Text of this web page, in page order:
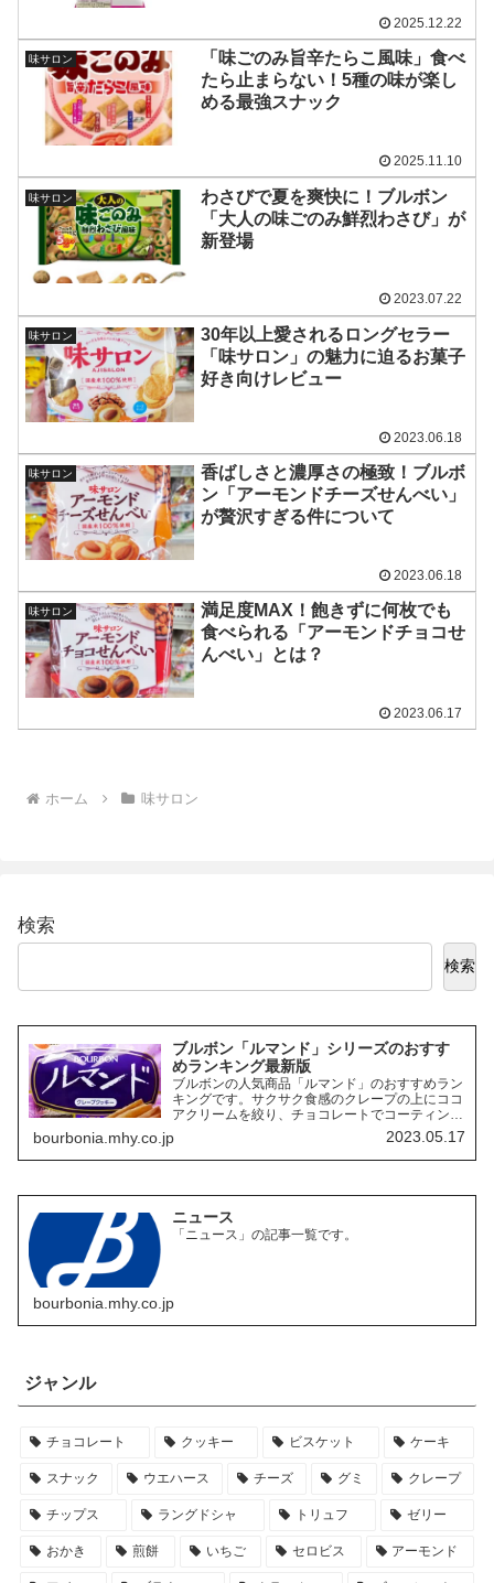
2025.12.22
味サロン
「味ごのみ旨辛たらこ風味」食べ
たら止まらない！5種の味が楽し
める最強スナック
2025.11.10
味サロン
わさびで夏を爽快に！ブルボン
「大人の味ごのみ鮮烈わさび」が
新登場
2023.07.22
味サロン
30年以上愛されるロングセラー
「味サロン」の魅力に迫るお菓子
好き向けレビュー
2023.06.18
味サロン
香ばしさと濃厚さの極致！ブルボ
ン「アーモンドチーズせんべい」
が贅沢すぎる件について
2023.06.18
味サロン
満足度MAX！飽きずに何枚でも
食べられる「アーモンドチョコせ
んべい」とは？
2023.06.17
ホーム 味サロン
検索
検索
ブルボン「ルマンド」シリーズのおすす
めランキング最新版
ブルボンの人気商品「ルマンド」のおすすめラン
キングです。サクサク食感のクレープの上にココ
アクリームを絞り、チョコレートでコーティング
したお菓子「ルマンド」には、様々なフレーバー
の商品があります。ここでは、その中でも特にお
すすめの商品を3つご紹介します。
bourbonia.mhy.co.jp 2023.05.17
ニュース
「ニュース」の記事一覧です。
bourbonia.mhy.co.jp
ジャンル
チョコレート クッキー ビスケット ケーキ
スナック ウエハース チーズ グミ クレープ
チップス ラングドシャ トリュフ ゼリー
おかき 煎餅 いちご セロビス アーモンド